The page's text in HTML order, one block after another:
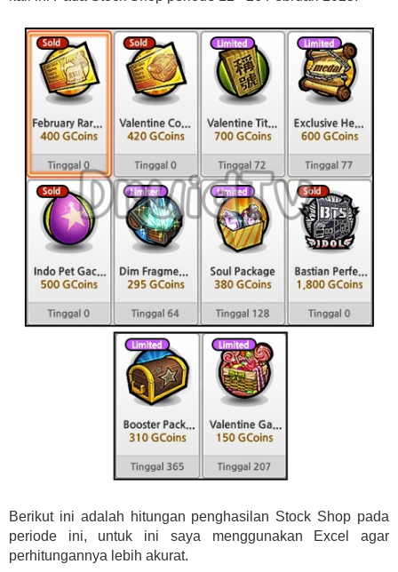
Berikut ini adalah hitungan penghasilan Stock Shop pada
periode ini, untuk ini saya menggunakan Excel agar
perhitungannya lebih akurat.